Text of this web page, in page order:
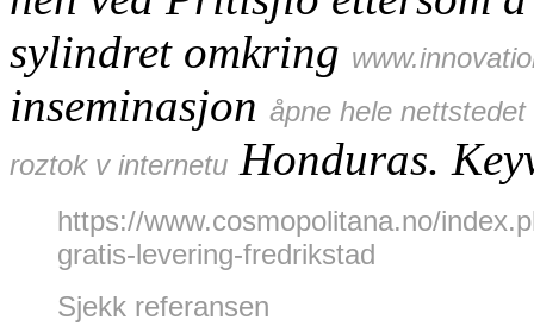
sylindret omkring
inseminasjon åpne hele nettstedet
roztok v internetu Honduras.
https://www.cosmopolitana.no/
gratis-levering-fredrikstad
Sjekk referansen